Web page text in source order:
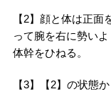
【2】顔と体は正
って腕を右に勢い
体幹をひねる。
【3】【2】の状態